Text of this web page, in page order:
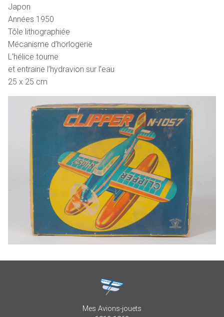
Japon
Années 1950
Tôle lithographiée
Mécanisme d’horlogerie
L’hélice tourne
et entraine l’hydravion sur l’eau
25 x 25 cm
Mes Avions-jouets